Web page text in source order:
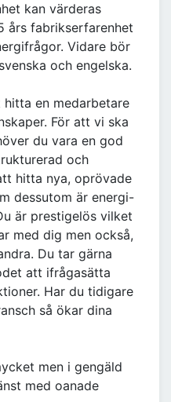
kan värderas
års fabrikserfarenhet
Vidare bör
och engelska.
en medarbetare
För att vi ska
du vara en god
och
hitta nya, oprövade
dessutom är energi-
är prestigelös vilket
med dig men också,
Du tar gärna
att ifrågasätta
Har du tidigare
så ökar dina
men i gengäld
med oanade